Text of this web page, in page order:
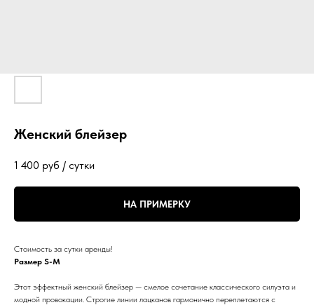
Женский блейзер
1 400 руб / сутки
НА ПРИМЕРКУ
Стоимость за сутки аренды!
Размер S-M
Этот эффектный женский блейзер — смелое сочетание классического силуэта и
модной провокации. Строгие линии лацканов гармонично переплетаются с